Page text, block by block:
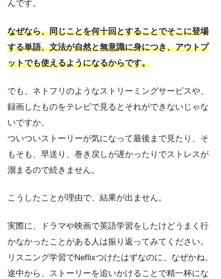
んです。
なぜなら、同じことを何十回とすることでそこに登場
する単語、文法が自然と無意識に身につき、アウトプ
ットでも使えるようになるからです。
でも、ネトフリのようなストリーミングサービスや、
録画したものをテレビで見るとそれができないじゃな
いですか。
ついついストーリーが気になって最後まで見たり、そ
もそも、早送り、巻き戻しが遅かったりでストレスが
溜まるので続きません。
こうしたことが理由で、結果が出ません。
実際に、ドラマや映画で英語学習をしたけどうまく行
かなかったことがある人は振り返ってみてください。
リスニング学習でNeflixつけたはずなのに、なぜかね。
途中から、ストーリーを追いかけることで精一杯にな